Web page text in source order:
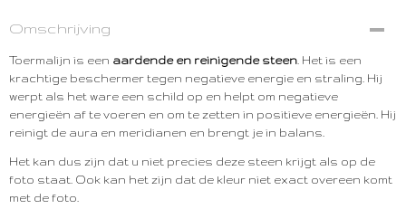
Omschrijving
Toermalijn is een aardende en reinigende steen . Het is een
krachtige beschermer tegen negatieve energie en straling. Hij
werpt als het ware een schild op en helpt om negatieve
energieën af te voeren en om te zetten in positieve energieën. Hij
reinigt de aura en meridianen en brengt je in balans.
Het kan dus zijn dat u niet precies deze steen krijgt als op de
foto staat. Ook kan het zijn dat de kleur niet exact overeen komt
met de foto.